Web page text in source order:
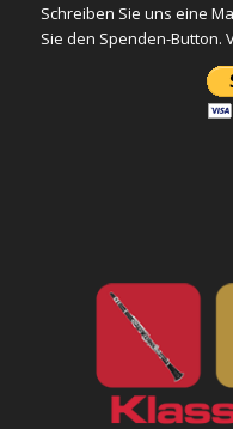
Schreiben Sie uns eine
Sie den Spenden-Button.